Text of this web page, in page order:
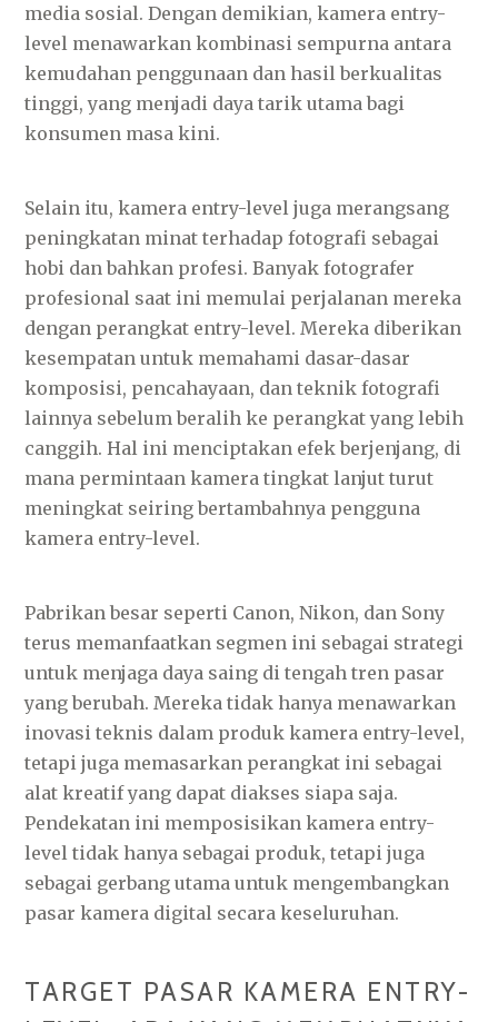
media sosial. Dengan demikian, kamera entry-
level menawarkan kombinasi sempurna antara
kemudahan penggunaan dan hasil berkualitas
tinggi, yang menjadi daya tarik utama bagi
konsumen masa kini.
Selain itu, kamera entry-level juga merangsang
peningkatan minat terhadap fotografi sebagai
hobi dan bahkan profesi. Banyak fotografer
profesional saat ini memulai perjalanan mereka
dengan perangkat entry-level. Mereka diberikan
kesempatan untuk memahami dasar-dasar
komposisi, pencahayaan, dan teknik fotografi
lainnya sebelum beralih ke perangkat yang lebih
canggih. Hal ini menciptakan efek berjenjang, di
mana permintaan kamera tingkat lanjut turut
meningkat seiring bertambahnya pengguna
kamera entry-level.
Pabrikan besar seperti Canon, Nikon, dan Sony
terus memanfaatkan segmen ini sebagai strategi
untuk menjaga daya saing di tengah tren pasar
yang berubah. Mereka tidak hanya menawarkan
inovasi teknis dalam produk kamera entry-level,
tetapi juga memasarkan perangkat ini sebagai
alat kreatif yang dapat diakses siapa saja.
Pendekatan ini memposisikan kamera entry-
level tidak hanya sebagai produk, tetapi juga
sebagai gerbang utama untuk mengembangkan
pasar kamera digital secara keseluruhan.
TARGET PASAR KAMERA ENTRY-